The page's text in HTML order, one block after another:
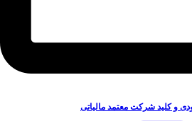
و کلید شرکت معتمد مالیاتی